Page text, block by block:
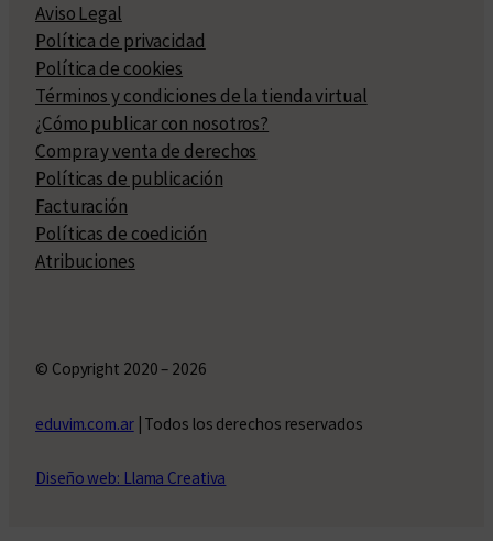
Aviso Legal
Política de privacidad
Política de cookies
Términos y condiciones de la tienda virtual
¿Cómo publicar con nosotros?
Compra y venta de derechos
Políticas de publicación
Facturación
Políticas de coedición
Atribuciones
© Copyright 2020 – 2026
eduvim.com.ar| Todos los derechos reservados
Diseño web: Llama Creativa